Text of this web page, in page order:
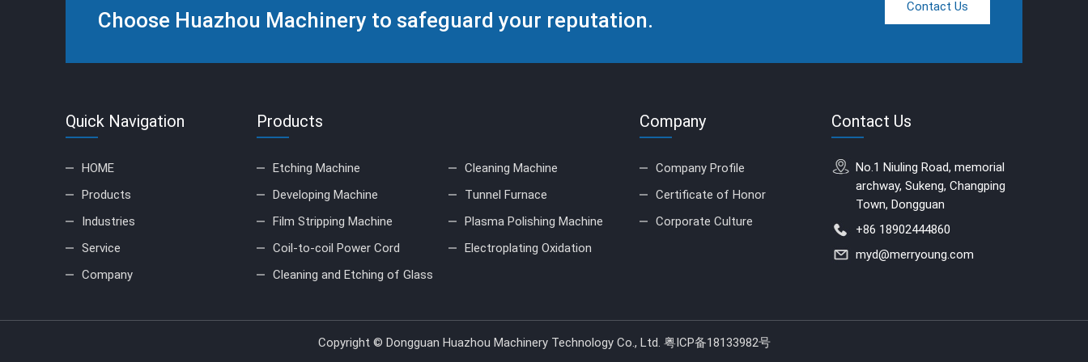
Choose Huazhou Machinery to safeguard your reputation.
Contact Us
Quick Navigation
HOME
Products
Industries
Service
Company
Products
Etching Machine
Cleaning Machine
Developing Machine
Tunnel Furnace
Film Stripping Machine
Plasma Polishing Machine
Coil-to-coil Power Cord
Electroplating Oxidation
Cleaning and Etching of Glass
Company
Company Profile
Certificate of Honor
Corporate Culture
Contact Us
No.1 Niuling Road, memorial
archway, Sukeng, Changping
Town, Dongguan
+86 18902444860
myd@merryoung.com
Copyright © Dongguan Huazhou Machinery Technology Co., Ltd. 粤ICP备18133982号